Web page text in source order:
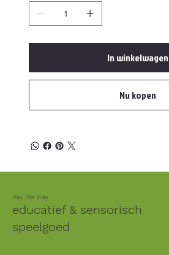
In winkelwagen
Nu kopen
Play This Way
educatief & sensorisch
speelgoed